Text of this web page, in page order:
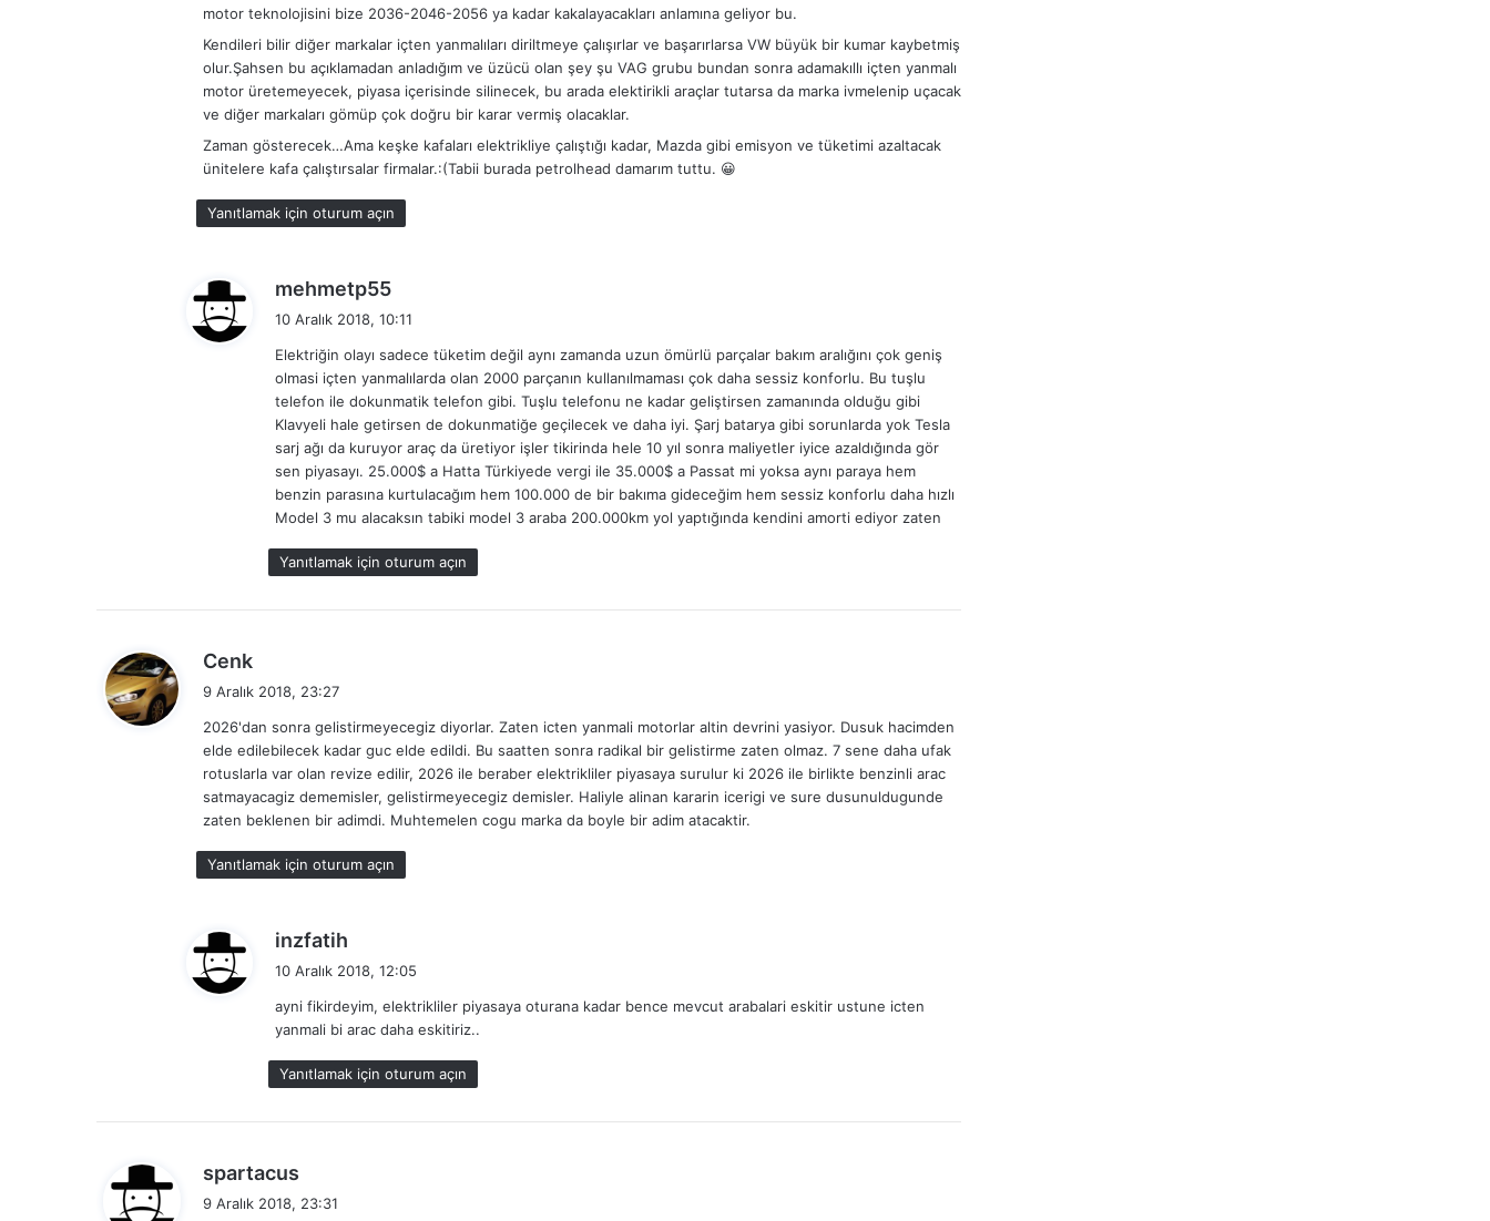
motor teknolojisini bize 2036-2046-2056 ya kadar kakalayacakları anlamına geliyor bu.
Kendileri bilir diğer markalar içten yanmalıları diriltmeye çalışırlar ve başarırlarsa VW büyük bir kumar kaybetmiş
olur.Şahsen bu açıklamadan anladığım ve üzücü olan şey şu VAG grubu bundan sonra adamakıllı içten yanmalı
motor üretemeyecek, piyasa içerisinde silinecek, bu arada elektirikli araçlar tutarsa da marka ivmelenip uçacak
ve diğer markaları gömüp çok doğru bir karar vermiş olacaklar.
Zaman gösterecek…Ama keşke kafaları elektrikliye çalıştığı kadar, Mazda gibi emisyon ve tüketimi azaltacak
ünitelere kafa çalıştırsalar firmalar.:(Tabii burada petrolhead damarım tuttu. 😀
Yanıtlamak için oturum açın
mehmetp55
i
k
i
10 Aralık 2018, 10:11
Elektriğin olayı sadece tüketim değil aynı zamanda uzun ömürlü parçalar bakım aralığını çok geniş
olmasi içten yanmalılarda olan 2000 parçanın kullanılmaması çok daha sessiz konforlu. Bu tuşlu
telefon ile dokunmatik telefon gibi. Tuşlu telefonu ne kadar geliştirsen zamanında olduğu gibi
Klavyeli hale getirsen de dokunmatiğe geçilecek ve daha iyi. Şarj batarya gibi sorunlarda yok Tesla
sarj ağı da kuruyor araç da üretiyor işler tikirinda hele 10 yıl sonra maliyetler iyice azaldığında gör
sen piyasayı. 25.000$ a Hatta Türkiyede vergi ile 35.000$ a Passat mi yoksa aynı paraya hem
benzin parasına kurtulacağım hem 100.000 de bir bakıma gideceğim hem sessiz konforlu daha hızlı
Model 3 mu alacaksın tabiki model 3 araba 200.000km yol yaptığında kendini amorti ediyor zaten
Yanıtlamak için oturum açın
Cenk
i
k
9 Aralık 2018, 23:27
2026'dan sonra gelistirmeyecegiz diyorlar. Zaten icten yanmali motorlar altin devrini yasiyor. Dusuk hacimden
elde edilebilecek kadar guc elde edildi. Bu saatten sonra radikal bir gelistirme zaten olmaz. 7 sene daha ufak
rotuslarla var olan revize edilir, 2026 ile beraber elektrikliler piyasaya surulur ki 2026 ile birlikte benzinli arac
satmayacagiz dememisler, gelistirmeyecegiz demisler. Haliyle alinan kararin icerigi ve sure dusunuldugunde
zaten beklenen bir adimdi. Muhtemelen cogu marka da boyle bir adim atacaktir.
Yanıtlamak için oturum açın
inzfatih
i
k
i
:
10 Aralık 2018, 12:05
ayni fikirdeyim, elektrikliler piyasaya oturana kadar bence mevcut arabalari eskitir ustune icten
yanmali bi arac daha eskitiriz..
Yanıtlamak için oturum açın
spartacus
9 Aralık 2018, 23:31